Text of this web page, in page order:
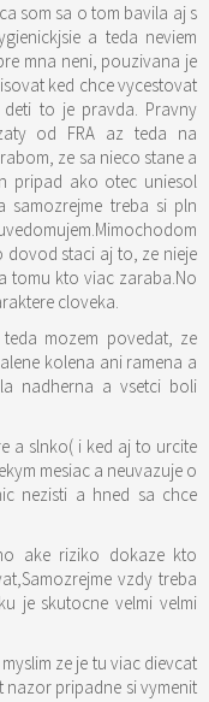
som sa o tom bavila aj s
mna neni, pouzivana je
ked chce vycestovat
to je pravda. Pravny
od FRA az teda na
ze sa nieco stane a
pripad ako otec uniesol
treba si pln
staci aj to, ze nieje
tomu kto viac zaraba.No
cloveka.
mozem povedat, ze
kolena ani ramena a
nadherna a vsetci boli
a slnko( i ked aj to urcite
mesiac a neuvazuje o
nezisti a hned sa chce
ake riziko dokaze kto
vzdy treba
je skutocne velmi velmi
ze je tu viac dievcat
nazor pripadne si vymenit